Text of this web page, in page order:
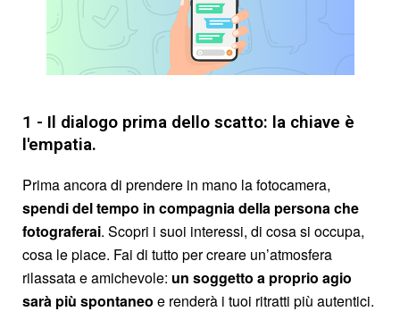
1 - Il dialogo prima dello scatto: la chiave è
l'empatia.
Prima ancora di prendere in mano la fotocamera,
spendi del tempo in compagnia della persona che
fotograferai. Scopri i suoi interessi, di cosa si occupa,
cosa le piace. Fai di tutto per creare un’atmosfera
rilassata e amichevole: un soggetto a proprio agio
sarà più spontaneo e renderà i tuoi ritratti più autentici.